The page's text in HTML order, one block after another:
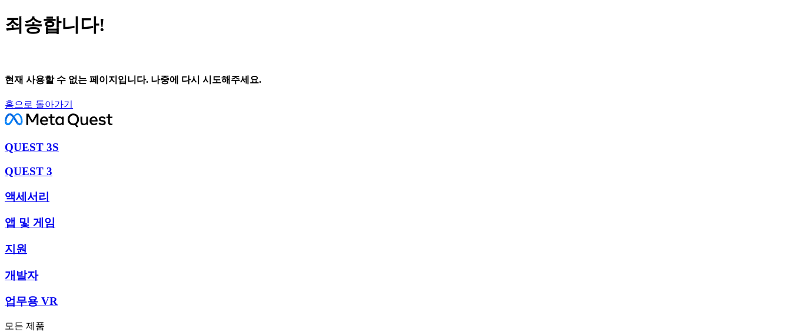
죄송합니다!
현재 사용할 수 없는 페이지입니다. 나중에 다시 시도해주세요.
홈으로 돌아가기
QUEST 3S
QUEST 3
액세서리
앱 및 게임
지원
개발자
업무용 VR
모든 제품